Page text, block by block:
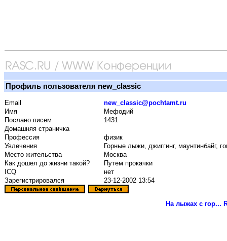
Профиль пользователя new_classic
Email
new_classic@pochtamt.ru
Имя
Мефодий
Послано писем
1431
Домашняя страничка
Профессия
физик
Увлечения
Горные лыжи, джиггинг, маунтинбайг,
Место жительства
Москва
Как дошел до жизни такой?
Путем прокачки
ICQ
нет
Зарегистрировался
23-12-2002 13:54
На лыжах с гор...